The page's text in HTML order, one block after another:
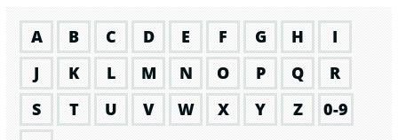
A B C D E F G H
I
J
K L M N O P Q
R
S
T U V W X Y Z
0-9